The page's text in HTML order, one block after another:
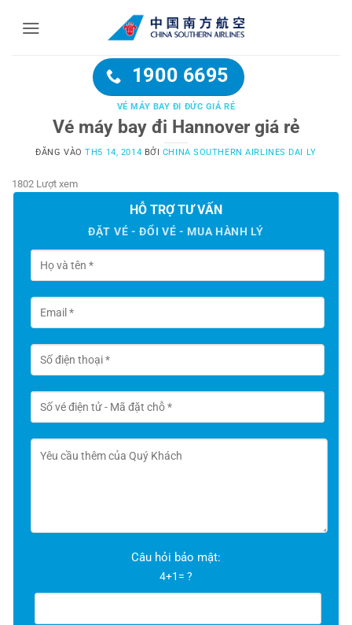
1900 6695
VÉ MÁY BAY ĐI ĐỨC GIÁ RẺ
Vé máy bay đi Hannover giá rẻ
ĐĂNG VÀOTH5 14, 2014 BỞI CHINA SOUTHERN AIRLINES DAI LY
1802 Lượt xem
HỖ TRỢ TƯ VẤN
ĐẶT VÉ - ĐỔI VÉ - MUA HÀNH LÝ
Câu hỏi bảo mật:
4+1= ?